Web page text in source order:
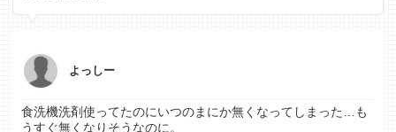
よっしー
食洗機洗剤使ってたのにいつのまにか無くなってしまった…も
うすぐ無くなりそうなのに。